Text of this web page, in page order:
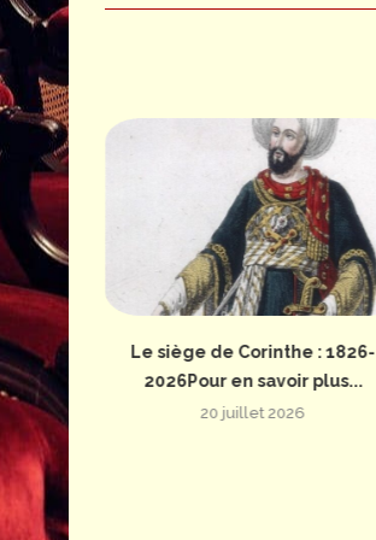
Le siège de Corinthe : 1826-
2026Pour en savoir plus...
20 juillet 2026